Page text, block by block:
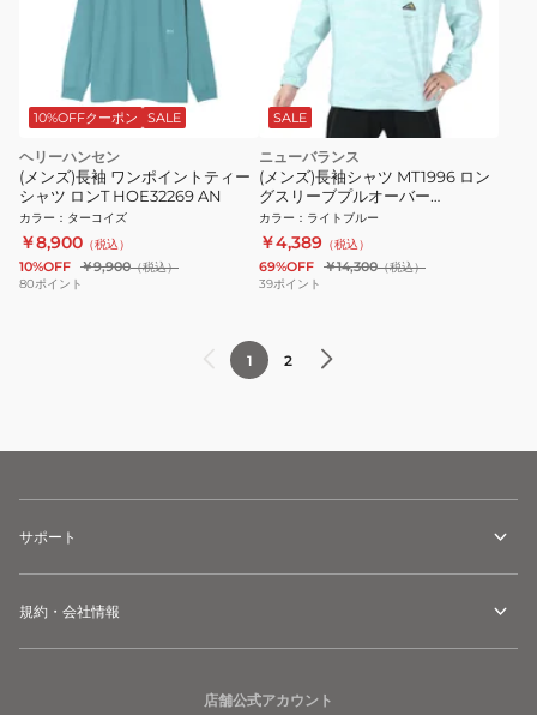
10%OFFクーポン SALE
ヘリーハンセン
(メンズ)長袖 ワンポイントティー
シャツ ロンT HOE32269 AN
カラー ： ターコイズ
￥8,900 （税込）
10%OFF ￥9,900（税込）
80ポイント
SALE
ニューバランス
(メンズ)長袖シャツ MT1996 ロン
グスリーブプルオーバー
AMT35010-BB1 ブルー ストレッ
チ UVカット
カラー ： ライトブルー
￥4,389 （税込）
69%OFF ￥14,300（税込）
39ポイント
1 2
サポート
規約・会社情報
店舗公式アカウント